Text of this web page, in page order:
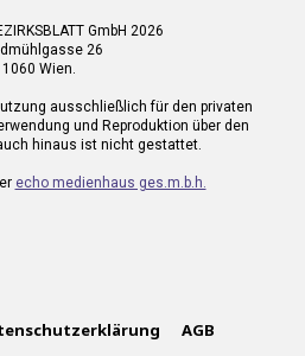
GmbH 2026
26
1060 Wien.
ausschließlich für den privaten
und Reproduktion über den
hinaus ist nicht gestattet.
echo medienhaus ges.m.b.h.
AGB